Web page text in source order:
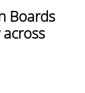
Boards